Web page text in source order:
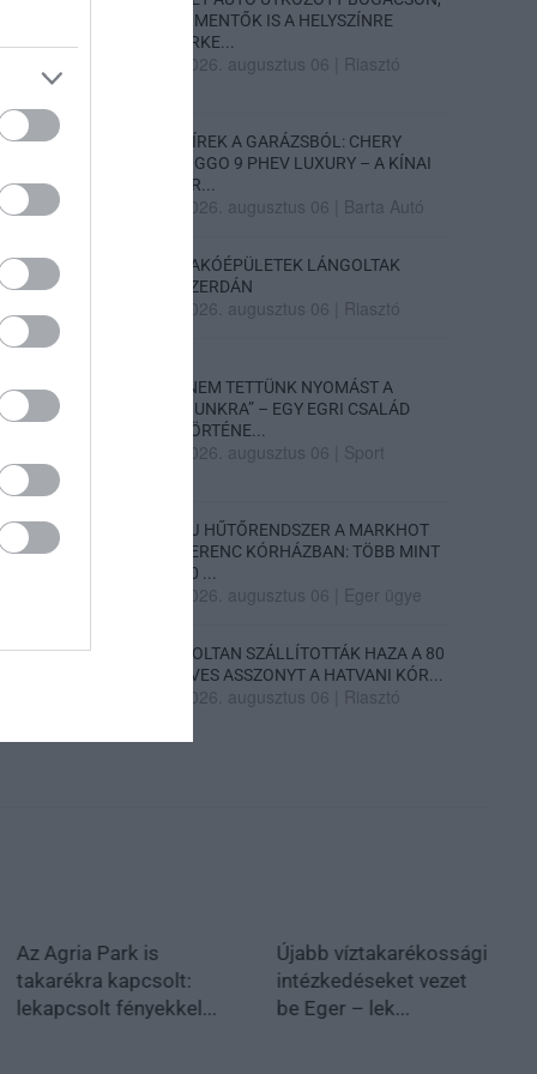
A MENTŐK IS A HELYSZÍNRE
ÉRKE...
2026. augusztus 06 Riasztó
HÍREK A GARÁZSBÓL: CHERY
TIGGO 9 PHEV LUXURY – A KÍNAI
PR...
2026. augusztus 06 Barta Autó
LAKÓÉPÜLETEK LÁNGOLTAK
SZERDÁN
2026. augusztus 06 Riasztó
„NEM TETTÜNK NYOMÁST A
FIUNKRA” – EGY EGRI CSALÁD
TÖRTÉNE...
2026. augusztus 06 Sport
ÚJ HŰTŐRENDSZER A MARKHOT
FERENC KÓRHÁZBAN: TÖBB MINT
70 ...
2026. augusztus 06 Eger ügye
HOLTAN SZÁLLÍTOTTÁK HAZA A 80
ÉVES ASSZONYT A HATVANI KÓR...
2026. augusztus 06 Riasztó
Az Agria Park is
takarékra kapcsolt:
lekapcsolt fényekkel...
Újabb víztakarékossági
intézkedéseket vezet
be Eger – lek...